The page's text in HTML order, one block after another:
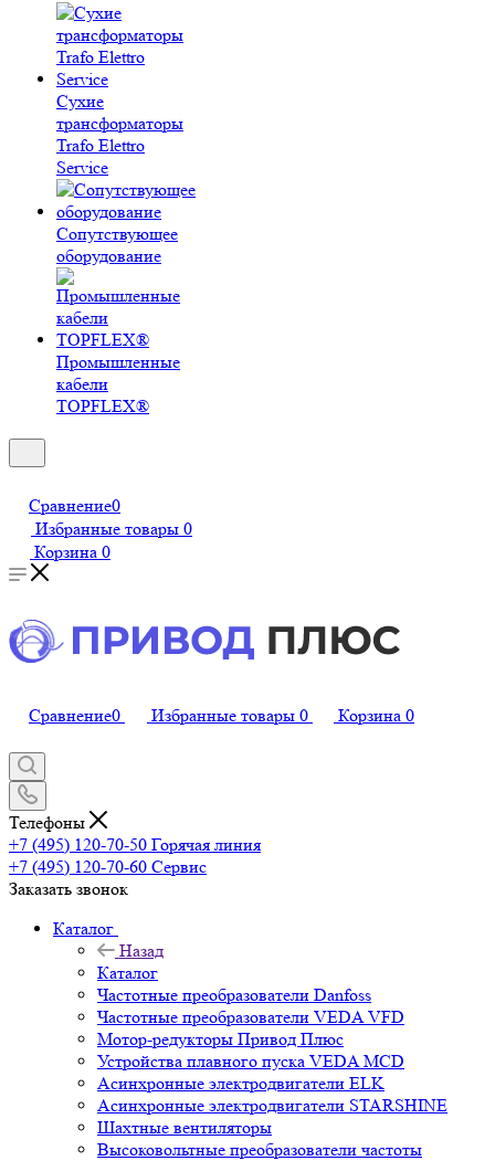
Сухие
трансформаторы
Trafo Elettro
Service
Сопутствующее
оборудование
Промышленные
кабели
TOPFLEX®
Сравнение0
Избранные товары 0
Корзина 0
Сравнение0 Избранные товары 0 Корзина 0
Телефоны
+7 (495) 120-70-50 Горячая линия
+7 (495) 120-70-60 Сервис
Заказать звонок
Каталог
Назад
Каталог
Частотные преобразователи Danfoss
Частотные преобразователи VEDA VFD
Мотор-редукторы Привод Плюс
Устройства плавного пуска VEDA MCD
Асинхронные электродвигатели ELK
Асинхронные электродвигатели STARSHINE
Шахтные вентиляторы
Высоковольтные преобразователи частоты